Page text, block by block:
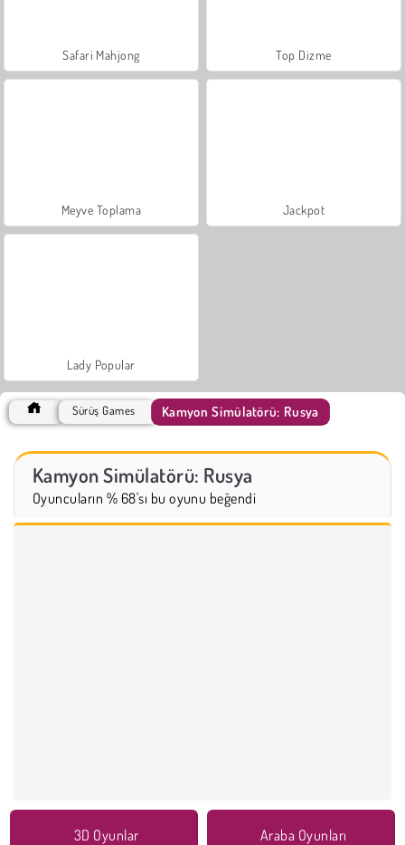
Safari Mahjong Top Dizme
Meyve Toplama Jackpot
Lady Popular
Sürüş Games Kamyon Simülatörü: Rusya
Kamyon Simülatörü: Rusya
Oyuncuların % 68'sı bu oyunu beğendi
3D Oyunlar Araba Oyunları